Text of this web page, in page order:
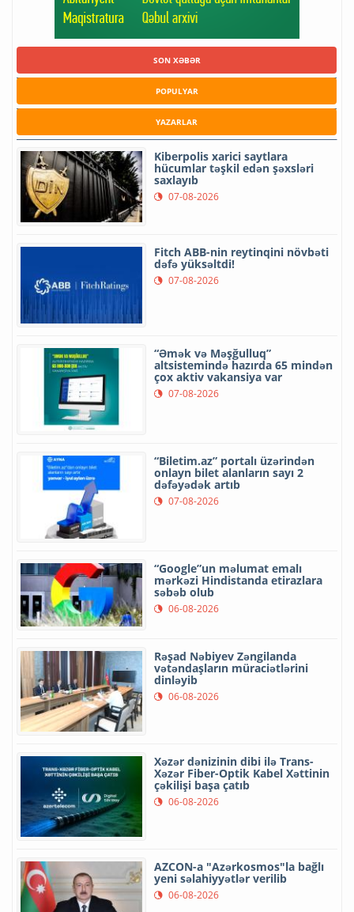
SON XƏBƏR
POPULYAR
YAZARLAR
Kiberpolis xarici saytlara
hücumlar təşkil edən şəxsləri
saxlayıb
07-08-2026
Fitch ABB-nin reytinqini növbəti
dəfə yüksəltdi!
07-08-2026
“Əmək və Məşğulluq”
altsistemində hazırda 65 mindən
çox aktiv vakansiya var
07-08-2026
“Biletim.az” portalı üzərindən
onlayn bilet alanların sayı 2
dəfəyədək artıb
07-08-2026
“Google”un məlumat emalı
mərkəzi Hindistanda etirazlara
səbəb olub
06-08-2026
Rəşad Nəbiyev Zəngilanda
vətəndaşların müraciətlərini
dinləyib
06-08-2026
Xəzər dənizinin dibi ilə Trans-
Xəzər Fiber-Optik Kabel Xəttinin
çəkilişi başa çatıb
06-08-2026
AZCON-a "Azərkosmos"la bağlı
yeni səlahiyyətlər verilib
06-08-2026